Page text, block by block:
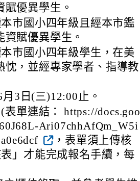
優異學生。
市國小四年級且經本市鑑
賦優異學生。
市國小四年級學生，在美
忱，並經專家學者、指導教
3日(三)12:00止。
單連結： https://docs.goo
Ari07chhAfQm_W5i
，表單須上傳核
」才能完成報名手續，每